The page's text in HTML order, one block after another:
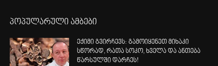
პოპულარული ამბები
ექიმი გვირჩევს: გამოიყენეთ მიხაკი
სწორად, რათა სოკო, ხველა და ანთება
წარსულში დარჩეს!